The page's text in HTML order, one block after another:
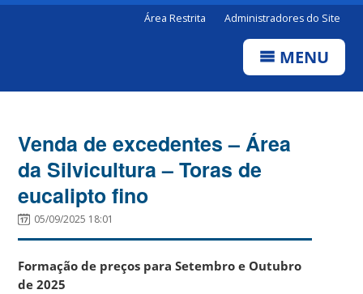
Área Restrita Administradores do Site
MENU
Venda de excedentes – Área
da Silvicultura – Toras de
eucalipto fino
05/09/2025 18:01
Formação de preços para Setembro e Outubro
de 2025